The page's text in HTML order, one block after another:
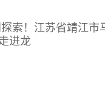
索！江苏省靖江市
进龙